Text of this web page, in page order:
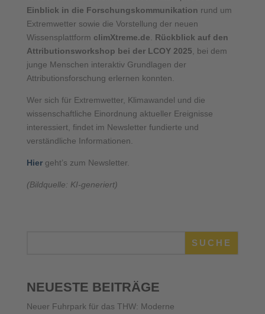
Einblick in die Forschungskommunikation rund um
Extremwetter sowie die Vorstellung der neuen
Wissensplattform climXtreme.de
Rückblick auf den
Attributionsworkshop bei der LCOY 2025 , bei dem
junge Menschen interaktiv Grundlagen der
Attributionsforschung erlernen konnten.
Wer sich für Extremwetter, Klimawandel und die
wissenschaftliche Einordnung aktueller Ereignisse
interessiert, findet im Newsletter fundierte und
verständliche Informationen.
Hiergeht’s zum Newsletter.
(Bildquelle: KI-generiert)
SUCHE
NEUESTE BEITRÄGE
Neuer Fuhrpark für das THW: Moderne